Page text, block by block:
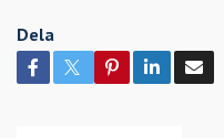
Dela